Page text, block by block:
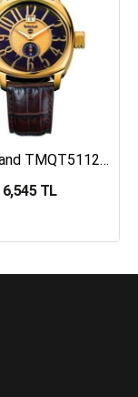
Timberland TMQT5112401 Erkek Kol Saati
6,545 TL